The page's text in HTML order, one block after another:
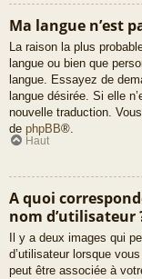
Ma langue n’est
La raison la plus
langue ou bien que
langue. Essayez de
langue désirée. Si elle
nouvelle traduction.
de phpBB®.
Haut
A quoi
nom d’utilisateur
Il y a deux images qui
d’utilisateur lorsque
peut être associée à